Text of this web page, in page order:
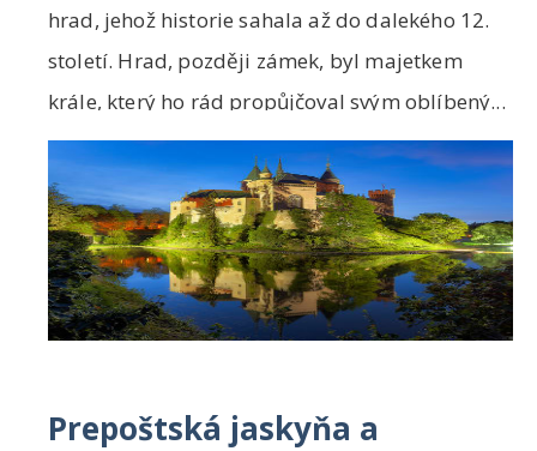
hrad, jehož historie sahala až do dalekého 12.
století. Hrad, později zámek, byl majetkem
krále, který ho rád propůjčoval svým oblíbený...
Prepoštská jaskyňa a